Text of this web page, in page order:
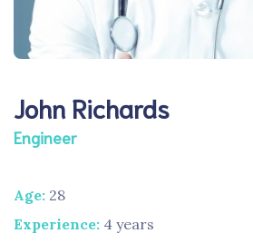
John Richards
Engineer
Age: 28
Experience: 4 years